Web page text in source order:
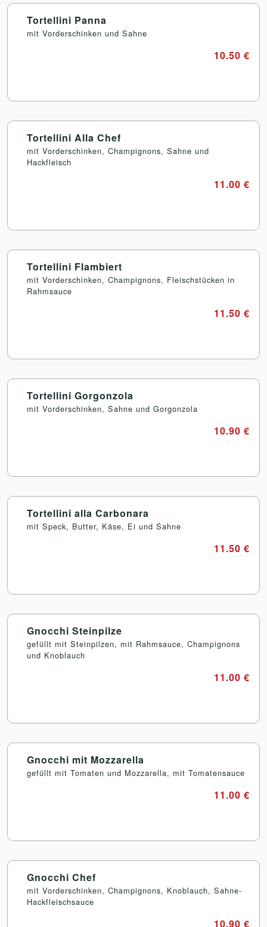
Tortellini Panna
mit Vorderschinken und Sahne
10.50 €
Tortellini Alla Chef
mit Vorderschinken, Champignons, Sahne und
Hackfleisch
11.00 €
Tortellini Flambiert
mit Vorderschinken, Champignons, Fleischstücken in
Rahmsauce
11.50 €
Tortellini Gorgonzola
mit Vorderschinken, Sahne und Gorgonzola
10.90 €
Tortellini alla Carbonara
mit Speck, Butter, Käse, Ei und Sahne
11.50 €
Gnocchi Steinpilze
gefüllt mit Steinpilzen, mit Rahmsauce, Champignons
und Knoblauch
11.00 €
Gnocchi mit Mozzarella
gefüllt mit Tomaten und Mozzarella, mit Tomatensauce
11.00 €
Gnocchi Chef
mit Vorderschinken, Champignons, Knoblauch, Sahne-
Hackfleischsauce
10.90 €